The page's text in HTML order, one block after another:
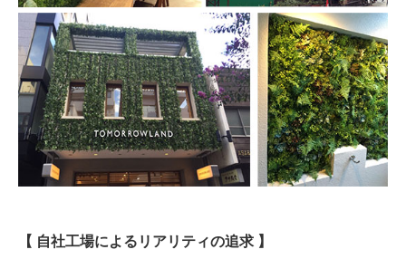
【 自社工場によるリアリティの追求 】